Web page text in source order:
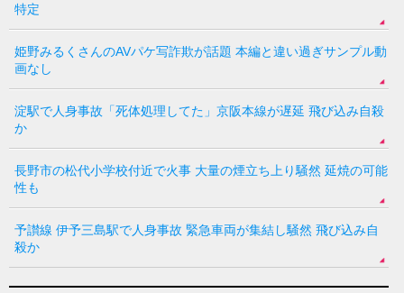
特定
姫野みるくさんのAVパケ写詐欺が話題 本編と違い過ぎサンプル動
画なし
淀駅で人身事故「死体処理してた」京阪本線が遅延 飛び込み自殺
か
長野市の松代小学校付近で火事 大量の煙立ち上り騒然 延焼の可能
性も
予讃線 伊予三島駅で人身事故 緊急車両が集結し騒然 飛び込み自
殺か